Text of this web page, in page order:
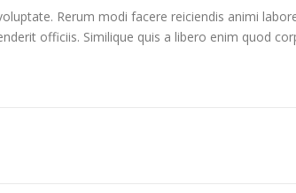
Rerum modi facere reiciendis animi
officiis. Similique quis a libero enim quod